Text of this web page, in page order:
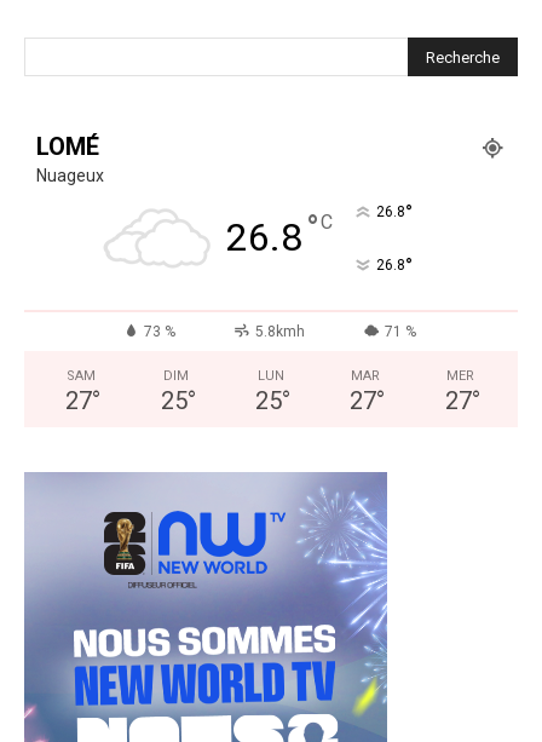
LOMÉ
Nuageux
26.8°C 26.8°
26.8°
73 % 5.8kmh 71 %
SAM
27°
DIM
25°
LUN
25°
MAR
27°
MER
27°